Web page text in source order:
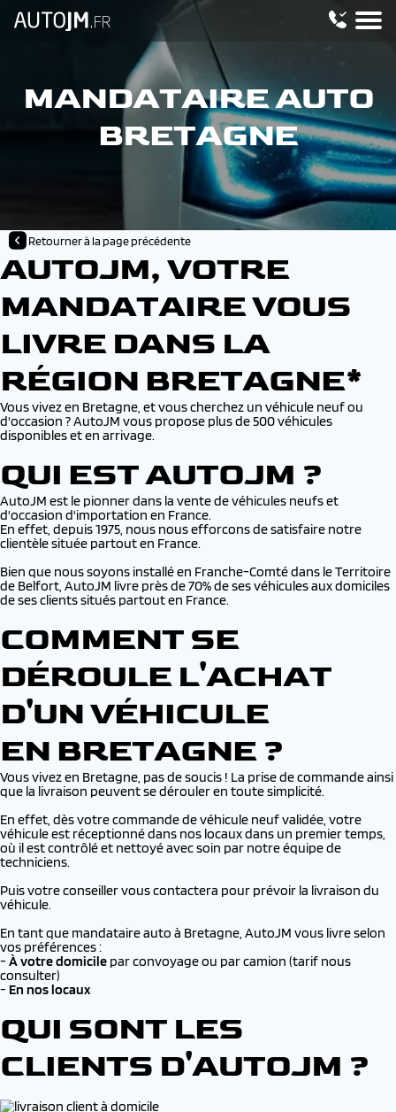
MANDATAIRE AUTO
BRETAGNE
Retourner à la page précédente
AUTOJM, VOTRE
MANDATAIRE VOUS
LIVRE DANS LA
RÉGION BRETAGNE*
Vous vivez en Bretagne, et vous cherchez un véhicule neuf ou
d'occasion ? AutoJM vous propose plus de 500 véhicules
disponibles et en arrivage.
QUI EST AUTOJM ?
AutoJM est le pionner dans la vente de véhicules neufs et
d'occasion d'importation en France.
En effet, depuis 1975, nous nous efforcons de satisfaire notre
clientèle située partout en France.
Bien que nous soyons installé en Franche-Comté dans le Territoire
de Belfort, AutoJM livre près de 70% de ses véhicules aux domiciles
de ses clients situés partout en France.
COMMENT SE
DÉROULE L'ACHAT
D'UN VÉHICULE
EN BRETAGNE ?
Vous vivez en Bretagne, pas de soucis ! La prise de commande ainsi
que la livraison peuvent se dérouler en toute simplicité.
En effet, dès votre commande de véhicule neuf validée, votre
véhicule est réceptionné dans nos locaux dans un premier temps,
où il est contrôlé et nettoyé avec soin par notre équipe de
techniciens.
Puis votre conseiller vous contactera pour prévoir la livraison du
véhicule.
En tant que mandataire auto à Bretagne, AutoJM vous livre selon
vos préférences :
- Àvotre domicile par convoyage ou par camion (tarif nous
consulter)
- En nos locaux
QUI SONT LES
CLIENTS D'AUTOJM ?